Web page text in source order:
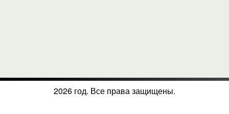
2026 год. Все права защищены.